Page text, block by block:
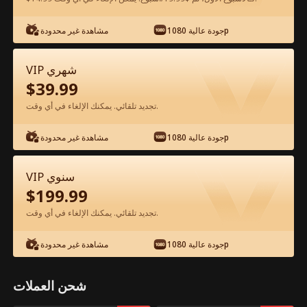
شاهد مجانًا في التطبيق
1-50 51-80
63 64 66
مشاهدة غير محدودة جودة عالية 1080p
VIP شهري
$39.99
تجديد تلقائي. يمكنك الإلغاء في أي وقت.
مشاهدة غير محدودة جودة عالية 1080p
VIP سنوي
$199.99
تجديد تلقائي. يمكنك الإلغاء في أي وقت.
مشاهدة غير محدودة جودة عالية 1080p
شحن العملات